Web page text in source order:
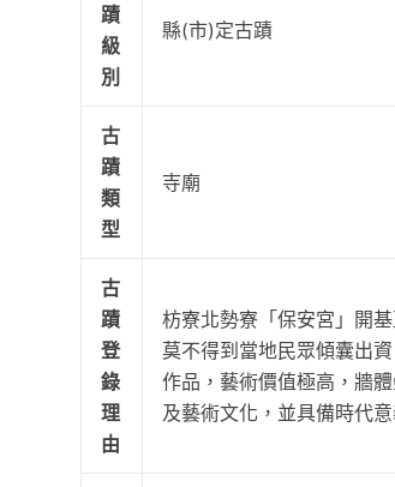
蹟
級
別
縣(市)定古蹟
古
蹟
類
型
寺廟
古
蹟
登
錄
理
由
枋寮北勢寮「保安宮」開
莫不得到當地民眾傾囊出
作品，藝術價值極高，牆
及藝術文化，並具備時代意